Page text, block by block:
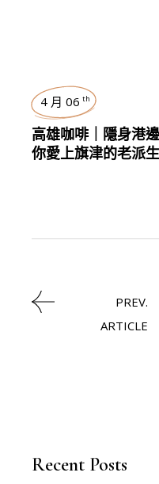
Recent Posts
4 月 06 th
高雄咖啡｜隱身港
你愛上旗津的老派
PREV.
ARTICLE